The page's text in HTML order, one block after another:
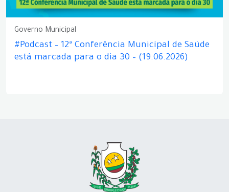
Governo Municipal
#Podcast – 12ª Conferência Municipal de Saúde
está marcada para o dia 30 – (19.06.2026)